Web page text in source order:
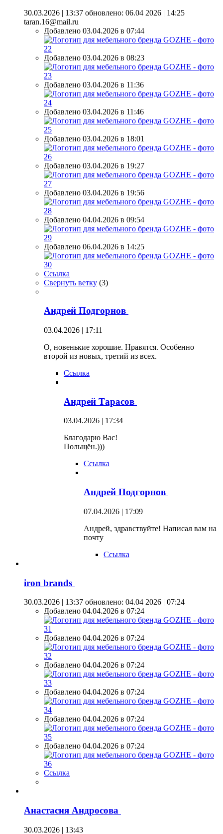
30.03.2026 | 13:37 обновлено: 06.04 2026 | 14:25
taran.16@mail.ru
Добавлено 03.04.2026 в 07:44
Добавлено 03.04.2026 в 08:23
Добавлено 03.04.2026 в 11:36
Добавлено 03.04.2026 в 11:46
Добавлено 03.04.2026 в 18:01
Добавлено 03.04.2026 в 19:27
Добавлено 03.04.2026 в 19:56
Добавлено 04.04.2026 в 09:54
Добавлено 06.04.2026 в 14:25
Ссылка
Свернуть ветку (3)
Андрей Подгорнов
03.04.2026 | 17:11
О, новенькие хорошие. Нравятся. Особенно
второй из новых, третий из всех.
Ссылка
Андрей Тарасов
03.04.2026 | 17:34
Благодарю Вас!
Польщён.)))
Ссылка
Андрей Подгорнов
07.04.2026 | 17:09
Андрей, здравствуйте! Написал вам на
почту
Ссылка
iron brands
30.03.2026 | 13:37 обновлено: 04.04 2026 | 07:24
Добавлено 04.04.2026 в 07:24
Добавлено 04.04.2026 в 07:24
Добавлено 04.04.2026 в 07:24
Добавлено 04.04.2026 в 07:24
Добавлено 04.04.2026 в 07:24
Добавлено 04.04.2026 в 07:24
Ссылка
Анастасия Андросова
30.03.2026 | 13:43